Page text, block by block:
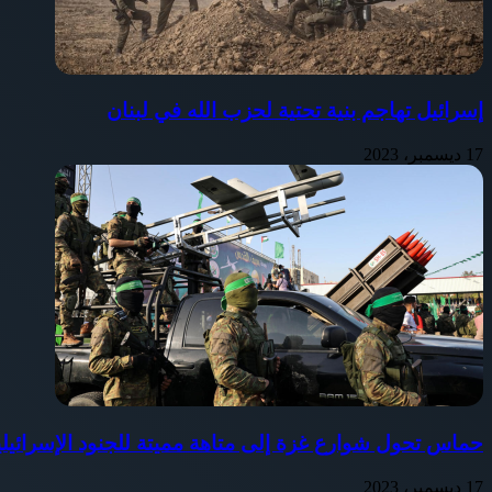
إسرائيل تهاجم بنية تحتية لحزب الله في لبنان
17 ديسمبر، 2023
حماس تحول شوارع غزة إلى متاهة مميتة للجنود
17 ديسمبر، 2023